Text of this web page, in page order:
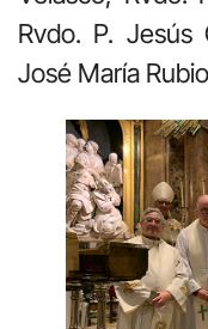
Rvdo. P. Jesús
José María